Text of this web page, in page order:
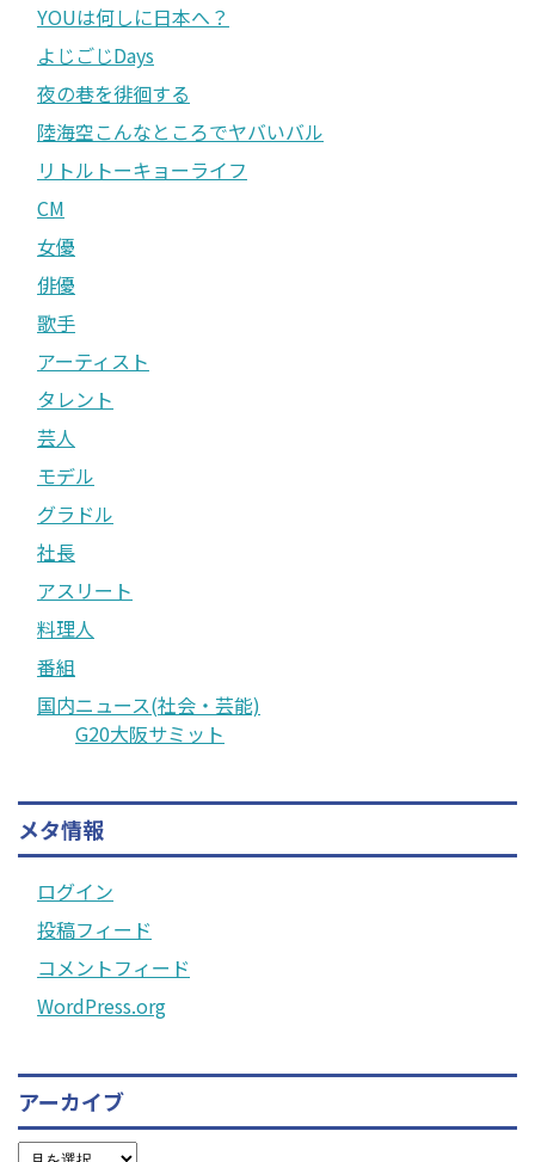
YOUは何しに日本へ？
よじごじDays
夜の巷を徘徊する
陸海空こんなところでヤバいバル
リトルトーキョーライフ
CM
女優
俳優
歌手
アーティスト
タレント
芸人
モデル
グラドル
社長
アスリート
料理人
番組
国内ニュース(社会・芸能)
G20大阪サミット
メタ情報
ログイン
投稿フィード
コメントフィード
WordPress.org
アーカイブ